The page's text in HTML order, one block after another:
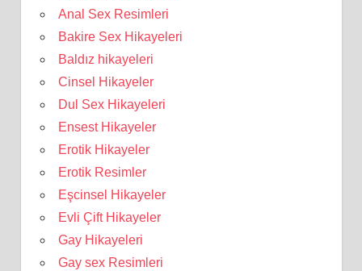
Anal Sex Resimleri
Bakire Sex Hikayeleri
Baldız hikayeleri
Cinsel Hikayeler
Dul Sex Hikayeleri
Ensest Hikayeler
Erotik Hikayeler
Erotik Resimler
Eşcinsel Hikayeler
Evli Çift Hikayeler
Gay Hikayeleri
Gay sex Resimleri